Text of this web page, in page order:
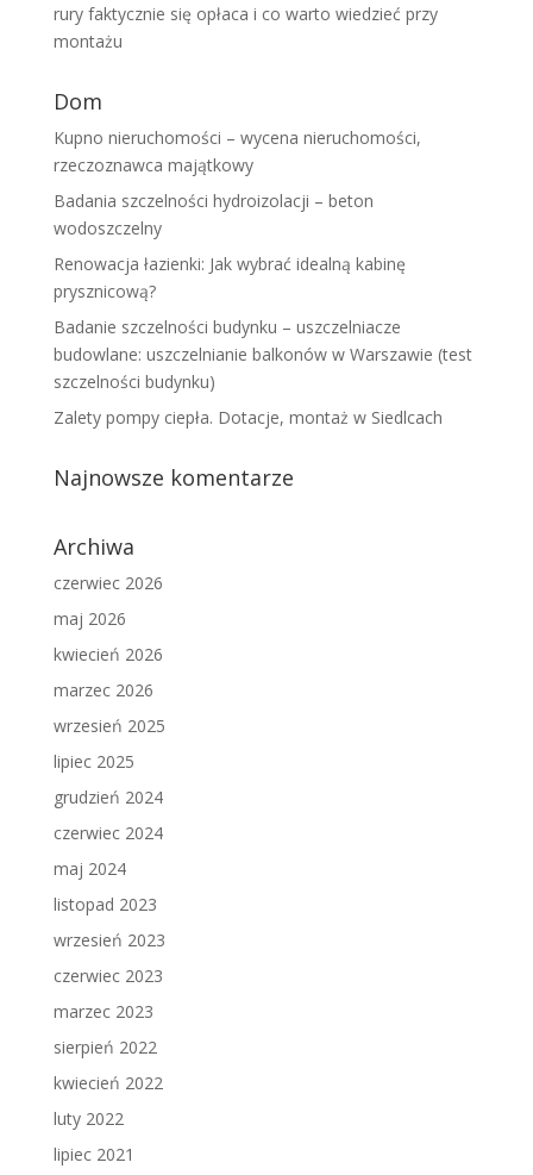
rury faktycznie się opłaca i co warto wiedzieć przy
montażu
Dom
Kupno nieruchomości – wycena nieruchomości,
rzeczoznawca majątkowy
Badania szczelności hydroizolacji – beton
wodoszczelny
Renowacja łazienki: Jak wybrać idealną kabinę
prysznicową?
Badanie szczelności budynku – uszczelniacze
budowlane: uszczelnianie balkonów w Warszawie (test
szczelności budynku)
Zalety pompy ciepła. Dotacje, montaż w Siedlcach
Najnowsze komentarze
Archiwa
czerwiec 2026
maj 2026
kwiecień 2026
marzec 2026
wrzesień 2025
lipiec 2025
grudzień 2024
czerwiec 2024
maj 2024
listopad 2023
wrzesień 2023
czerwiec 2023
marzec 2023
sierpień 2022
kwiecień 2022
luty 2022
lipiec 2021